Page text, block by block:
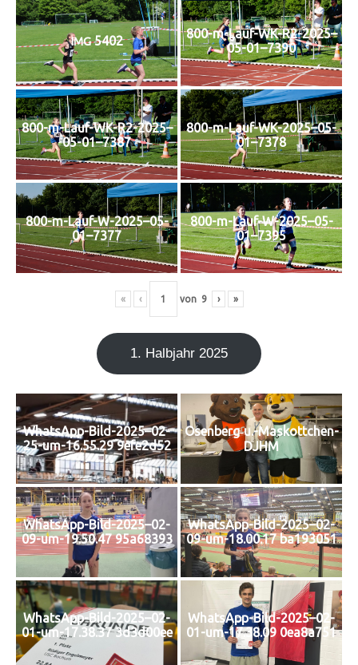
IMG5402
800-m-Lauf-WK-R2-2025–
05-01–7390
800-m-Lauf-WK-R2-2025–
05-01–7387
800-m-Lauf-WK-2025–05-
01–7378
800-m-Lauf-W-2025–05-
01–7377
800-m-Lauf-W-2025–05-
01–7395
« ‹ von 9 › »
1. Halb­jahr 2025
WhatsApp-Bild-2025–02-
25-um-16.55.29 9efe2d52
Osenberg‑u.-Maskottchen-
DJHM
WhatsApp-Bild-2025–02-
09-um-19.50.47 95a68393
WhatsApp-Bild-2025–02-
09-um-18.00.17 ba193051
WhatsApp-Bild-2025–02-
01-um-17.38.37 3d3d00ee
WhatsApp-Bild-2025–02-
01-um-17.38.09 0ea8a751